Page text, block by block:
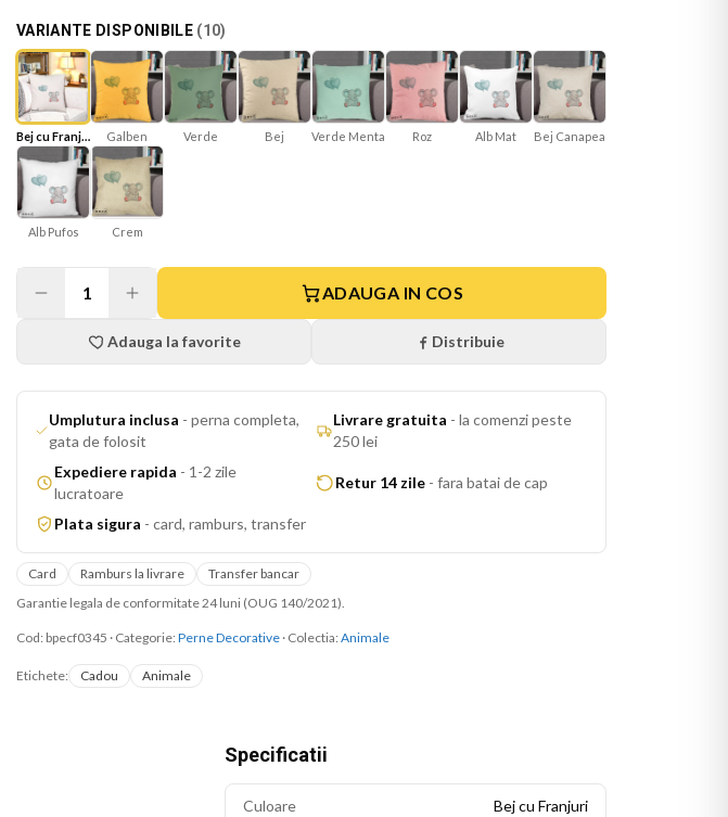
VARIANTE DISPONIBILE (10)
Bej cu Franjuri Galben Verde Bej Verde Menta Roz Alb Mat Bej Canapea
Alb Pufos Crem
1 ADAUGA IN COS
Adauga la favorite Distribuie
Umplutura inclusa -perna completa,
gata de folosit
Livrare gratuita -la comenzi peste
250 lei
Expediere rapida - 1-2 zile
lucratoare
Retur 14 zile - fara batai de cap
Plata sigura - card, ramburs, transfer
Card Ramburs la livrare
Transfer bancar
Garantie legala de conformitate 24 luni (OUG 140/2021).
Cod: bpecf0345 · Categorie: Perne Decorative · Colectia: Animale
Etichete: Cadou Animale
Specificatii
Culoare Bej cu Franjuri